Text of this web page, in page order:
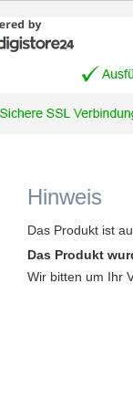
Hinweis
Das Produkt ist
Das Produkt
Wir bitten um Ihr